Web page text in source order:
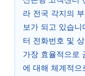
라 전국 각지의
보가 되고 있습니
터 전화번호 및
가장 효율적으로
에 대해 체계적